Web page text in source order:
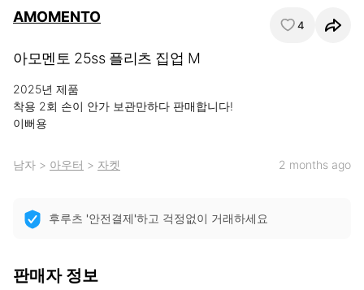
AMOMENTO 4
아모멘토 25ss 플리츠 집업 M
2025년 제품
착용 2회 손이 안가 보관만하다 판매합니다!
이뻐용
남자 > 아우터 > 자켓 2 months ago
후루츠 '안전결제'하고 걱정없이 거래하세요
판매자 정보